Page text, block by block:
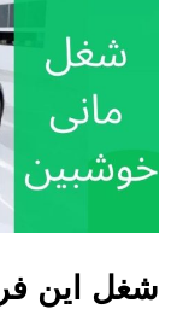
شغل این